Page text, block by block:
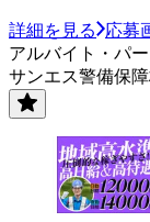
詳細を見る
応募
アルバイト・パー
サンエス警備保